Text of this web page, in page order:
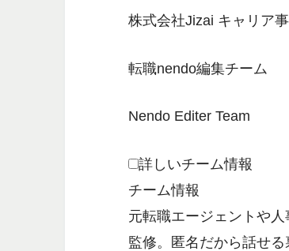
株式会社Jizai キャリア
転職nendo編集チーム
Nendo Editer Team
詳しいチーム情報
チーム情報
元転職エージェントや
監修。匿名だから話せる